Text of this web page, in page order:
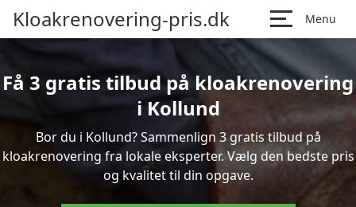
Kloakrenovering-pris.dk Menu
Få 3 gratis tilbud på kloakrenovering
i Kollund
Bor du i Kollund? Sammenlign 3 gratis tilbud på
kloakrenovering fra lokale eksperter. Vælg den bedste pris
og kvalitet til din opgave.